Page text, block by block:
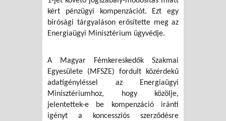
kért pénzügyi kompenzációt. Ezt egy
bírósági tárgyaláson erősítette meg az
Energiaügyi Minisztérium ügyvédje.
A Magyar Fémkereskedők Szakmai
Egyesülete (MFSZE) fordult közérdekű
adatigényléssel az Energiaügyi
Minisztériumhoz, hogy közölje,
jelentettek-e be kompenzáció iránti
igényt a koncessziós szerződésre